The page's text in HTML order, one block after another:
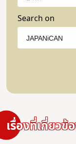
Search on
เรื่องที่เกี่ยวข้